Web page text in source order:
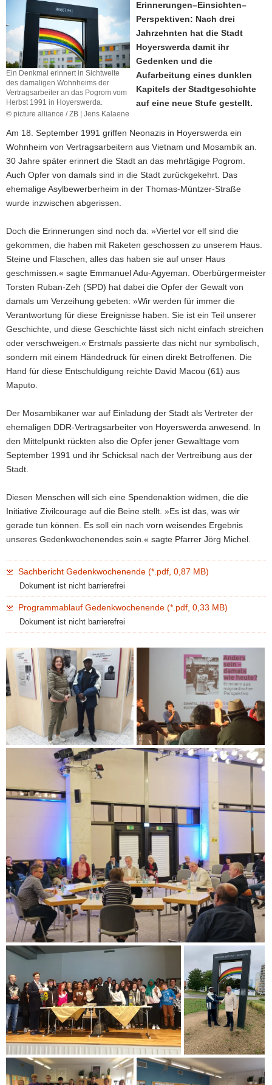
v
g
a
t
i
o
Ein Denkmal erinnert in Sichtweite
des damaligen Wohnheims der
Vertragsarbeiter an das Pogrom vom
Herbst 1991 in Hoyerswerda.
© picture alliance / ZB | Jens Kalaene
Erinnerungen–Einsichten–
Perspektiven: Nach drei
Jahrzehnten hat die Stadt
Hoyerswerda damit ihr
Gedenken und die
Aufarbeitung eines dunklen
Kapitels der Stadtgeschichte
auf eine neue Stufe gestellt.
Am 18. September 1991 griffen Neonazis in Hoyerswerda ein
Wohnheim von Vertragsarbeitern aus Vietnam und Mosambik an.
30 Jahre später erinnert die Stadt an das mehrtägige Pogrom.
Auch Opfer von damals sind in die Stadt zurückgekehrt. Das
ehemalige Asylbewerberheim in der Thomas-Müntzer-Straße
wurde inzwischen abgerissen.
Doch die Erinnerungen sind noch da: »Viertel vor elf sind die
gekommen, die haben mit Raketen geschossen zu unserem Haus.
Steine und Flaschen, alles das haben sie auf unser Haus
geschmissen.« sagte Emmanuel Adu-Agyeman. Oberbürgermeister
Torsten Ruban-Zeh (SPD) hat dabei die Opfer der Gewalt von
damals um Verzeihung gebeten: »Wir werden für immer die
Verantwortung für diese Ereignisse haben. Sie ist ein Teil unserer
Geschichte, und diese Geschichte lässt sich nicht einfach streichen
oder verschweigen.« Erstmals passierte das nicht nur symbolisch,
sondern mit einem Händedruck für einen direkt Betroffenen. Die
Hand für diese Entschuldigung reichte David Macou (61) aus
Maputo.
Der Mosambikaner war auf Einladung der Stadt als Vertreter der
ehemaligen DDR-Vertragsarbeiter von Hoyerswerda anwesend. In
den Mittelpunkt rückten also die Opfer jener Gewalttage vom
September 1991 und ihr Schicksal nach der Vertreibung aus der
Stadt.
Diesen Menschen will sich eine Spendenaktion widmen, die die
Initiative Zivilcourage auf die Beine stellt. »Es ist das, was wir
gerade tun können. Es soll ein nach vorn weisendes Ergebnis
unseres Gedenkwochenendes sein.« sagte Pfarrer Jörg Michel.
Sachbericht Gedenkwochenende (*.pdf, 0,87 MB)
Dokument ist nicht barrierefrei
Programmablauf Gedenkwochenende (*.pdf, 0,33 MB)
Dokument ist nicht barrierefrei